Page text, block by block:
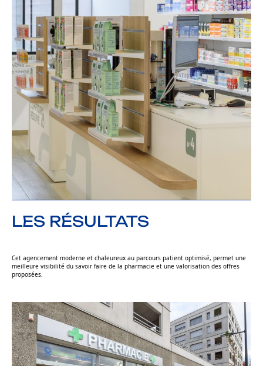
LES RÉSULTATS
Cet agencement moderne et chaleureux au parcours patient optimisé, permet une
meilleure visibilité du savoir faire de la pharmacie et une valorisation des offres
proposées.